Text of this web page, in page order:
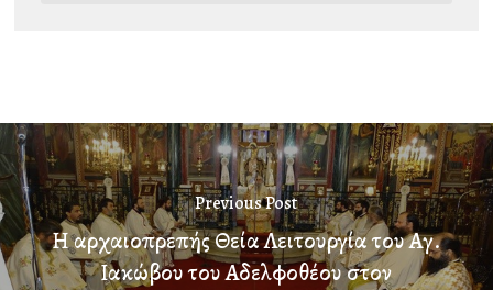
Previous Post
Η αρχαιοπρεπής Θεία Λειτουργία του Αγ.
Ιακώβου του Αδελφοθέου στον